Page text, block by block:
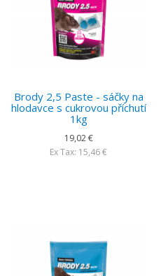
Brody 2,5 Paste - sáčky na
hlodavce s cukrovou příchutí
1kg
19,02 €
Ex Tax: 15,46 €